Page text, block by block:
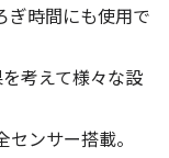
ぎ時間にも使用で
考えて様々な設
ンサー搭載。